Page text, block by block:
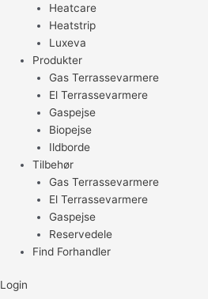
Heatcare
Heatstrip
Luxeva
Produkter
Gas Terrassevarmere
El Terrassevarmere
Gaspejse
Biopejse
Ildborde
Tilbehør
Gas Terrassevarmere
El Terrassevarmere
Gaspejse
Reservedele
Find Forhandler
Login